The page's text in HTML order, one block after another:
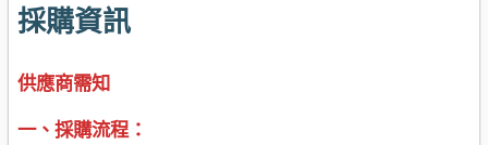
採購資訊
供應商需知
一、採購流程：